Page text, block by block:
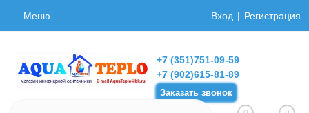
Меню Вход Регистрация
+7 (351)751-09-59
+7 (902)615-81-89
Заказать звонок